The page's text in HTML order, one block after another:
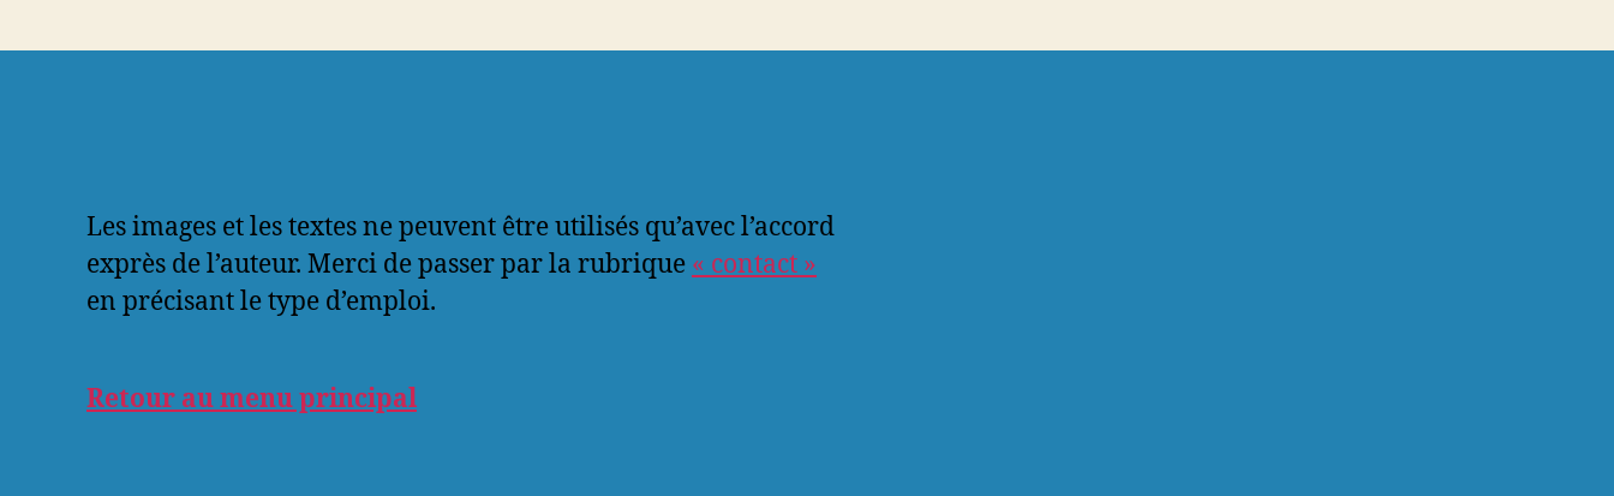
Les images et les textes ne peuvent être utilisés qu’avec l’accord
exprès de l’auteur. Merci de passer par la rubrique « contact »
en précisant le type d’emploi.
Retour au menu principal